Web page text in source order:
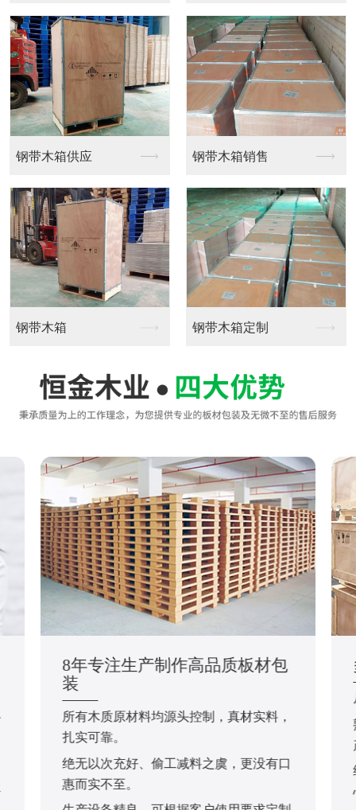
钢带木箱供应 钢带木箱销售
钢带木箱 钢带木箱定制
8年专注生产制作高品质板材包
装
所有木质原材料均源头控制，真材实料，
扎实可靠。
绝无以次充好、偷工减料之虞，更没有口
惠而实不至。